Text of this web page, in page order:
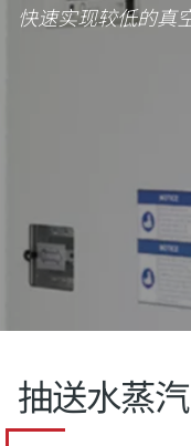
快速实现较低的真
抽送水蒸汽